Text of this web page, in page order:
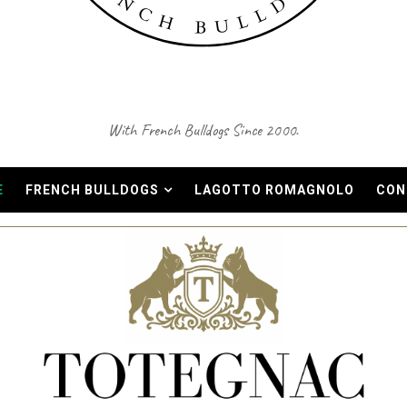
With French Bulldogs Since 2000.
FRENCH BULLDOGS LAGOTTO ROMAGNOLO